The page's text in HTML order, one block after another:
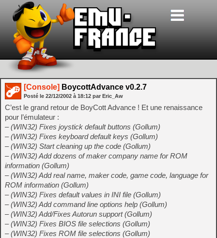
[Console] BoycottAdvance v0.2.7
Posté le 22/12/2002 à 18:12 par Eric_Aw
C’est le grand retour de BoyCott Advance ! Et une renaissance
pour l’émulateur :
– (WIN32) Fixes joystick default buttons (Gollum)
– (WIN32) Fixes keyboard default keys (Gollum)
– (WIN32) Start cleaning up the code (Gollum)
– (WIN32) Add dozens of maker company name for ROM
information (Gollum)
– (WIN32) Add real name, maker code, game code, language for
ROM information (Gollum)
– (WIN32) Fixes default values in INI file (Gollum)
– (WIN32) Add command line options help (Gollum)
– (WIN32) Add/Fixes Autorun support (Gollum)
– (WIN32) Fixes BIOS file selections (Gollum)
– (WIN32) Fixes ROM file selections (Gollum)